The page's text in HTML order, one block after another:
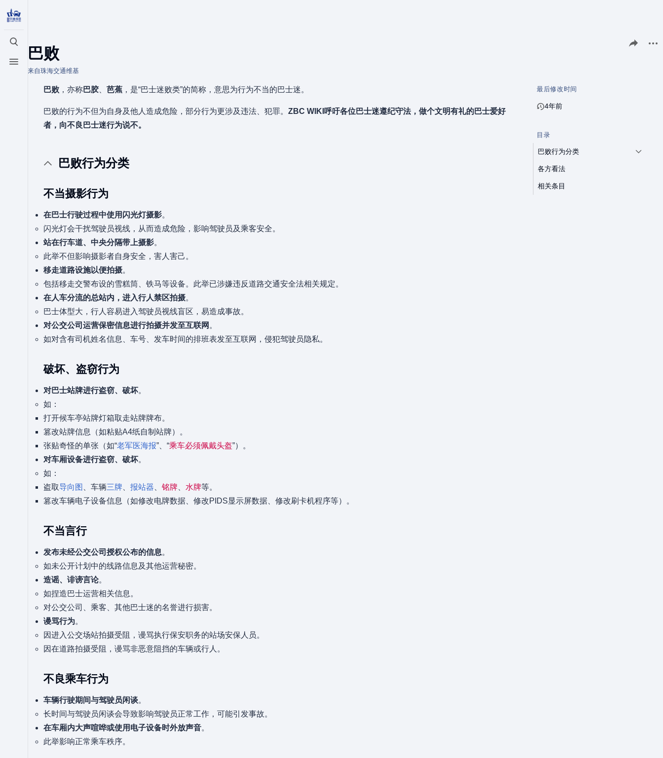
打开/关闭搜索
打开/关闭菜单
巴败
来自珠海交通维基
分享此页面
巴败 ，亦称巴胶 芭蕉 ，是“巴士迷败类”的简称，意思为行为不当的巴士迷。
巴败的行为不但为自身及他人造成危险，部分行为更涉及违法、犯罪。 ZBC WIKI呼吁各位巴士迷遵纪守法，做个文明有礼的巴士爱好
者，向不良巴士迷行为说不。
巴败行为分类
不当摄影行为
在巴士行驶过程中使用闪光灯摄影。
闪光灯会干扰驾驶员视线，从而造成危险，影响驾驶员及乘客安全。
站在行车道、中央分隔带上摄影。
此举不但影响摄影者自身安全，害人害己。
移走道路设施以便拍摄。
包括移走交警布设的雪糕筒、铁马等设备。此举已涉嫌违反道路交通安全法相关规定。
在人车分流的总站内，进入行人禁区拍摄。
巴士体型大，行人容易进入驾驶员视线盲区，易造成事故。
对公交公司运营保密信息进行拍摄并发至互联网 。
如对含有司机姓名信息、车号、发车时间的排班表发至互联网，侵犯驾驶员隐私。
破坏、盗窃行为
对巴士站牌进行盗窃、破坏。
如：
打开候车亭站牌灯箱取走站牌牌布。
篡改站牌信息（如粘贴A4纸自制站牌）。
张贴奇怪的单张（如“老军医海报”、“乘车必须佩戴头盔”）。
对车厢设备进行盗窃、破坏。
如：
盗取导向图 、车辆三牌 报站器 铭牌 水牌等。
篡改车辆电子设备信息（如修改电牌数据、修改PIDS显示屏数据、修改刷卡机程序等）。
不当言行
发布未经公交公司授权公布的信息。
如未公开计划中的线路信息及其他运营秘密。
造谣、诽谤言论。
如捏造巴士运营相关信息。
对公交公司、乘客、其他巴士迷的名誉进行损害。
谩骂行为。
因进入公交场站拍摄受阻，谩骂执行保安职务的站场安保人员。
因在道路拍摄受阻，谩骂非恶意阻挡的车辆或行人。
不良乘车行为
车辆行驶期间与驾驶员闲谈。
长时间与驾驶员闲谈会导致影响驾驶员正常工作，可能引发事故。
在车厢内大声喧哗或使用电子设备时外放声音。
此举影响正常乘车秩序。
最后修改时间
4年前
目录
巴败行为分类
各方看法
相关条目